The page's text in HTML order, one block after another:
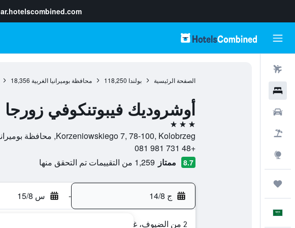
ar.hotelscombined.com
الصفحة الرئيسية بولندا 118,250 محافظة بوميرانيا الغربية 18,356
أوشروديك فيبوتنكوفي زورجا
3 نجوم
Korzeniowskiego 7, 78-100, Kolobrzeg, محافظة بوميرانيا الغربية, بولندا
+48 731 981 081
8.7 ممتاز 1,259 من التقييمات تم التحقق منها
ج 14/8 - س 15/8
2 من الضيوف، غرفة واحدة